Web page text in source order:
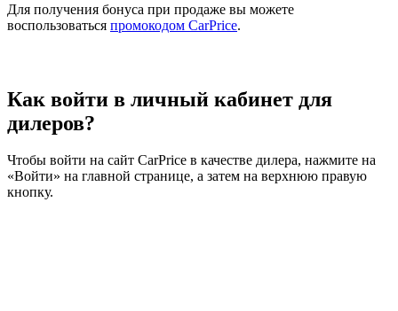
Для получения бонуса при продаже вы можете
воспользоваться промокодом CarPrice.
Как войти в личный кабинет для
дилеров?
Чтобы войти на сайт CarPrice в качестве дилера, нажмите на
«Войти» на главной странице, а затем на верхнюю правую
кнопку.